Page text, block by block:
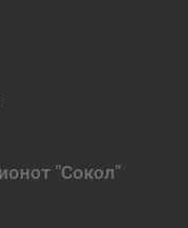
"Сокол"